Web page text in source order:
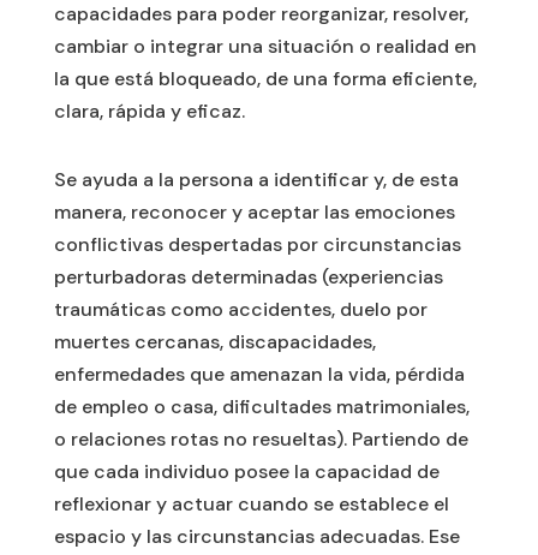
capacidades para poder reorganizar, resolver,
cambiar o integrar una situación o realidad en
la que está bloqueado, de una forma eficiente,
clara, rápida y eficaz.
Se ayuda a la persona a identificar y, de esta
manera, reconocer y aceptar las emociones
conflictivas despertadas por circunstancias
perturbadoras determinadas (experiencias
traumáticas como accidentes, duelo por
muertes cercanas, discapacidades,
enfermedades que amenazan la vida, pérdida
de empleo o casa, dificultades matrimoniales,
o relaciones rotas no resueltas). Partiendo de
que cada individuo posee la capacidad de
reflexionar y actuar cuando se establece el
espacio y las circunstancias adecuadas. Ese